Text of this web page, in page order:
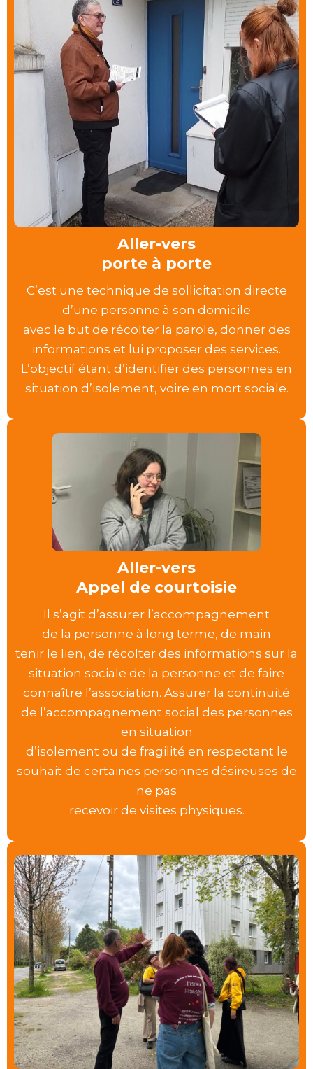
Aller-vers
porte à porte
C’est une technique de sollicitation directe
d’une personne à son domicile
avec le but de récolter la parole, donner des
informations et lui proposer des services.
L’objectif étant d’identifier des personnes en
situation d’isolement, voire en mort sociale.
Aller-vers
Appel de courtoisie
Il s’agit d’assurer l’accompagnement
de la personne à long terme, de main
tenir le lien, de récolter des informations sur la
situation sociale de la personne et de faire
connaître l’association. Assurer la continuité
de l’accompagnement social des personnes
en situation
d’isolement ou de fragilité en respectant le
souhait de certaines personnes désireuses de
ne pas
recevoir de visites physiques.